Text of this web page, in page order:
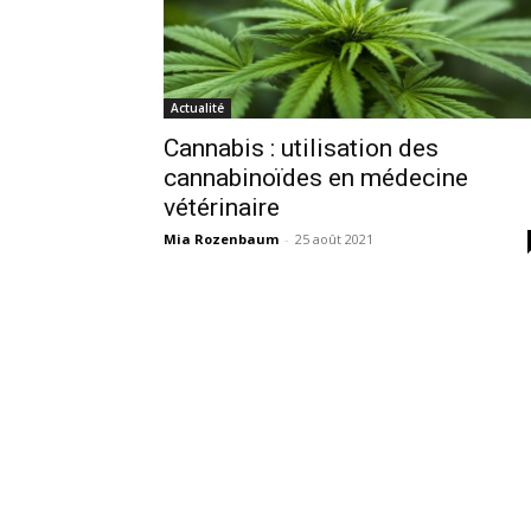
Actualité
Cannabis : utilisation des
cannabinoïdes en médecine
vétérinaire
Mia Rozenbaum - 25 août 2021